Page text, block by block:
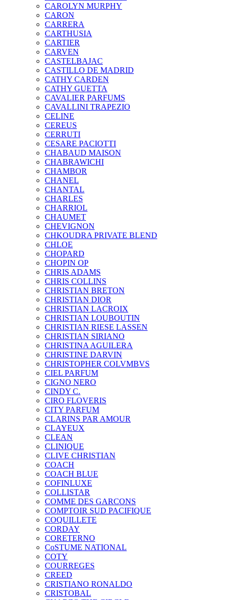
CAROLYN MURPHY
CARON
CARRERA
CARTHUSIA
CARTIER
CARVEN
CASTELBAJAC
CASTILLO DE MADRID
CATHY CARDEN
CATHY GUETTA
CAVALIER PARFUMS
CAVALLINI TRAPEZIO
CELINE
CEREUS
CERRUTI
CESARE PACIOTTI
CHABAUD MAISON
CHABRAWICHI
CHAMBOR
CHANEL
CHANTAL
CHARLES
CHARRIOL
CHAUMET
CHEVIGNON
CHKOUDRA PRIVATE BLEND
CHLOE
CHOPARD
CHOPIN OP
CHRIS ADAMS
CHRIS COLLINS
CHRISTIAN BRETON
CHRISTIAN DIOR
CHRISTIAN LACROIX
CHRISTIAN LOUBOUTIN
CHRISTIAN RIESE LASSEN
CHRISTIAN SIRIANO
CHRISTINA AGUILERA
CHRISTINE DARVIN
CHRISTOPHER COLVMBVS
CIEL PARFUM
CIGNO NERO
CINDY C.
CIRO FLOVERIS
CITY PARFUM
CLARINS PAR AMOUR
CLAYEUX
CLEAN
CLINIQUE
CLIVE CHRISTIAN
COACH
COACH BLUE
COFINLUXE
COLLISTAR
COMME DES GARCONS
COMPTOIR SUD PACIFIQUE
COQUILLETE
CORDAY
CORETERNO
CoSTUME NATIONAL
COTY
COURREGES
CREED
CRISTIANO RONALDO
CRISTOBAL